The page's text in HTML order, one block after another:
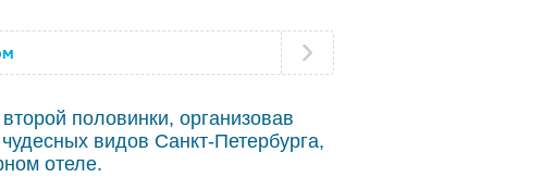
половинки, организовав
видов Санкт-Петербурга,
отеле.